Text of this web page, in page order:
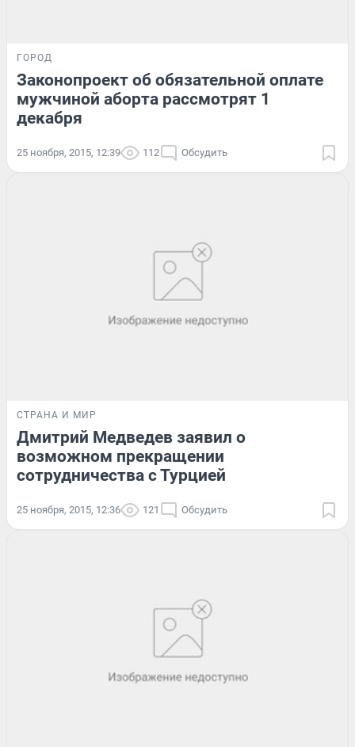
ГОРОД
Законопроект об обязательной оплате
мужчиной аборта рассмотрят 1
декабря
25 ноября, 2015, 12:39 112 Обсудить
СТРАНА И МИР
Дмитрий Медведев заявил о
возможном прекращении
сотрудничества с Турцией
25 ноября, 2015, 12:36 121 Обсудить